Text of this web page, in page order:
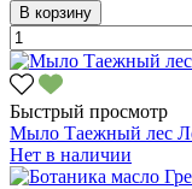
В корзину
Быстрый просмотр
Мыло Таежный лес
Нет в наличии